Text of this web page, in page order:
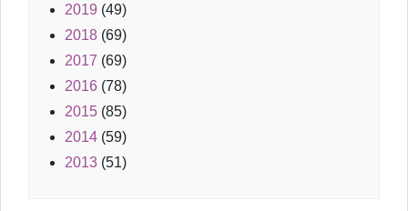
2019 (49)
2018 (69)
2017 (69)
2016 (78)
2015 (85)
2014 (59)
2013 (51)